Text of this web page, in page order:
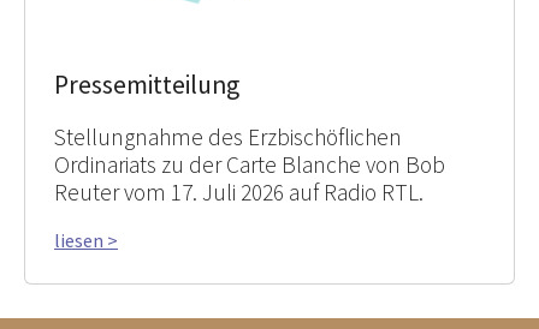
Pressemitteilung
Stellungnahme des Erzbischöflichen
Ordinariats zu der Carte Blanche von Bob
Reuter vom 17. Juli 2026 auf Radio RTL.
liesen >